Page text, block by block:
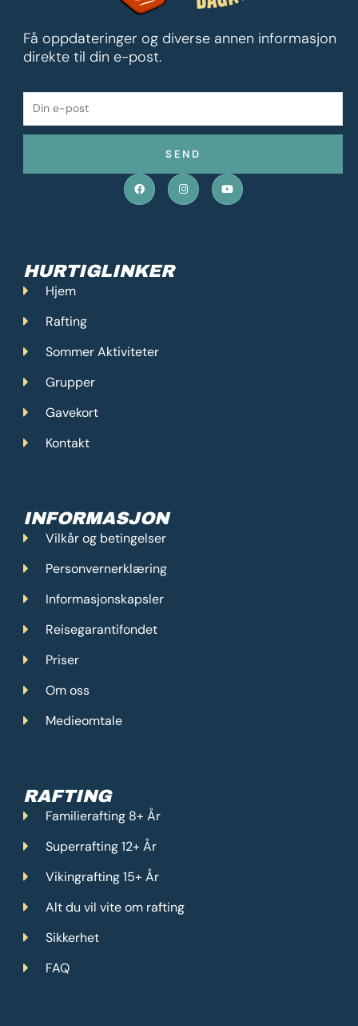
Få oppdateringer og diverse annen informasjon
direkte til din e-post.
DIN
E-
SEND
F
a
c
e
I
n
t
Y
o
t
HURTIGLINKER
Hjem
Rafting
Sommer Aktiviteter
Grupper
Gavekort
Kontakt
INFORMASJON
Vilkår og betingelser
Personvernerklæring
Informasjonskapsler
Reisegarantifondet
Priser
Om oss
Medieomtale
RAFTING
Familierafting 8+ År
Superrafting 12+ År
Vikingrafting 15+ År
Alt du vil vite om rafting
Sikkerhet
FAQ